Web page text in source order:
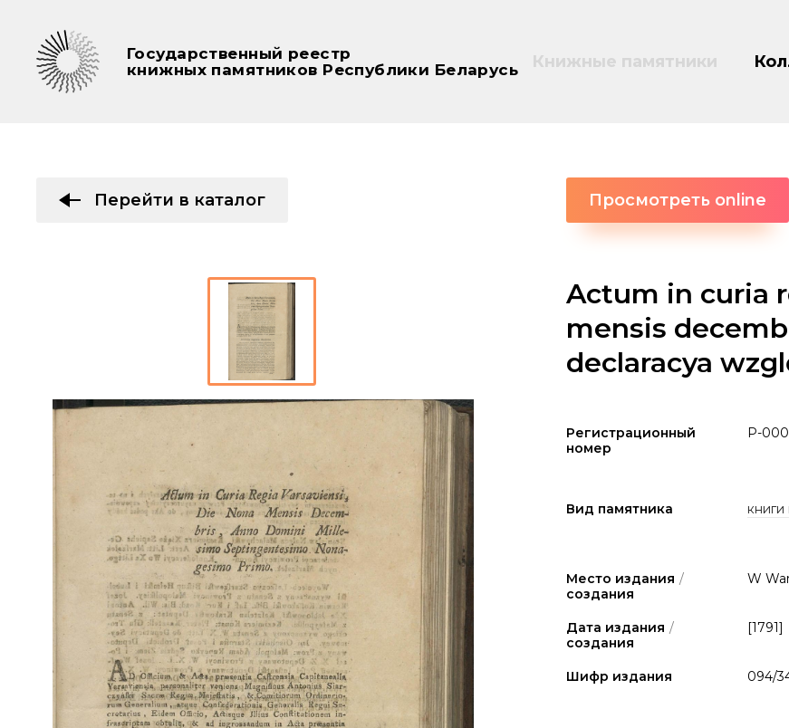
Государственный реестр
книжных памятников Республики Беларусь
Книжные памятники
Перейти в каталог Просмотреть online
Actum in curia
mensis
declaracya
Регистрационный
номер
P-
Вид памятника книги
Место издания /
создания
W
Дата издания /
создания
[1791]
Шифр издания 094/